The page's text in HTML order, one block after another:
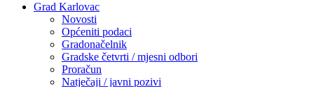
Grad Karlovac
Novosti
Općeniti podaci
Gradonačelnik
Gradske četvrti / mjesni odbori
Proračun
Natječaji / javni pozivi